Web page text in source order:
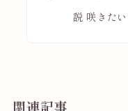
説 咲きた